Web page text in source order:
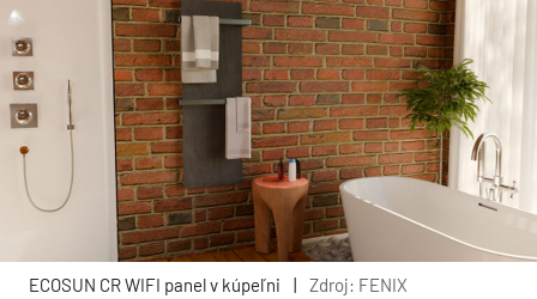
ECOSUN CR WIFI panel v kúpeľni |
Zdroj: FENIX